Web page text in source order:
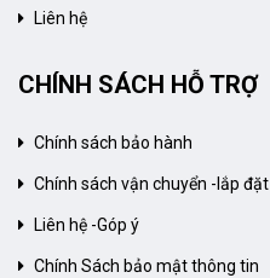
Liên hệ
CHÍNH SÁCH HỖ TRỢ
Chính sách bảo hành
Chính sách vận chuyển -lắp đặt
Liên hệ -Góp ý
Chính Sách bảo mật thông tin